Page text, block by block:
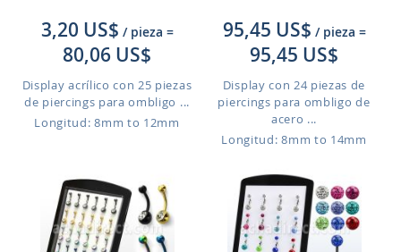
3,20 US$ / pieza =
80,06 US$
Display acrílico con 25 piezas
de piercings para ombligo ...
Longitud: 8mm to 12mm
95,45 US$ / pieza =
95,45 US$
Display con 24 piezas de
piercings para ombligo de
acero ...
Longitud: 8mm to 14mm